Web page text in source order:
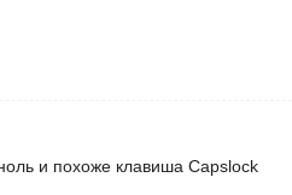
и похоже клавиша Capslock